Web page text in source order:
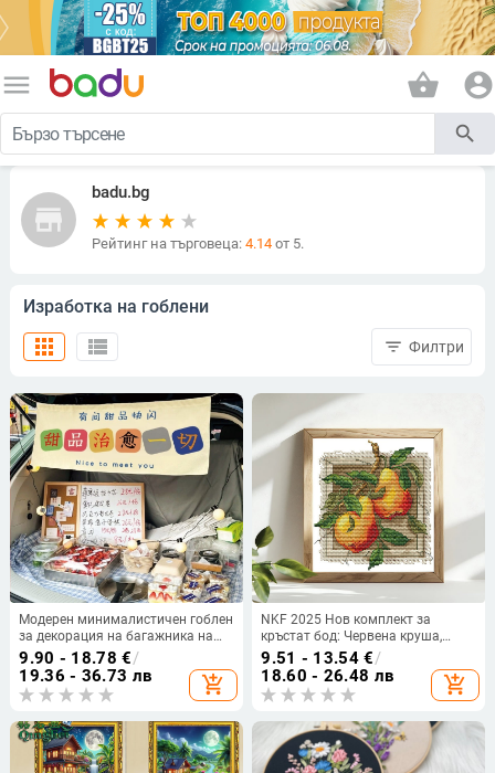
menu shopping_basket account_circle
search
store
badu.bg
Рейтинг на търговеца: 4.14от 5.
Изработка на гоблени
view_list
apps filter_list Филтри
Модерен минималистичен гоблен
за декорация на багажника на
автомобил, правоъгълен, от
памук и лен, изработен с
машинна тъкан, персонализиран
9.90 - 18.78 €/
19.36 - 36.73 лв
add_shopping_cart
NKF 2025 Нов комплект за
кръстат бод: Червена круша,
декоративна картина за дневна
стая, DIY бродерия
9.51 - 13.54€/
18.60 - 26.48 лв
add_shopping_cart